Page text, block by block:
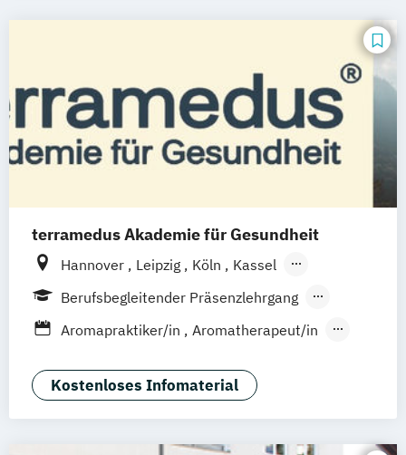
terramedus Akademie für Gesundheit
Hannover Leipzig Köln
Kassel
Frankfurt am Main
Nürnberg
Berlin München Sendling Bremen
Lindau (Bodensee)
Walldorf (Rhein-Neckar)
Brettin (Potsdam Magdeburg) Duisburg
Fürstenzell (Passau)
Berufsbegleitender Präsenzlehrgang
Fernlehrgang
Fernstudium
Aromapraktiker/in
Aromatherapeut/in
Ayurvedische Ernährung
Berater/in für Stressmanagement
Kostenloses Infomaterial